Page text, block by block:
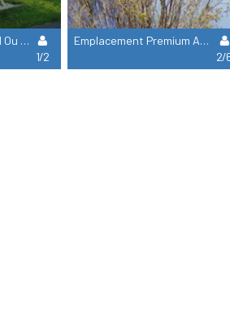
Forfait Randonneur :1 Ou 2 Personnes + 1 Tente + Électricité
1/2
Emplacement Premium Avec Sanitaire Privé
2/